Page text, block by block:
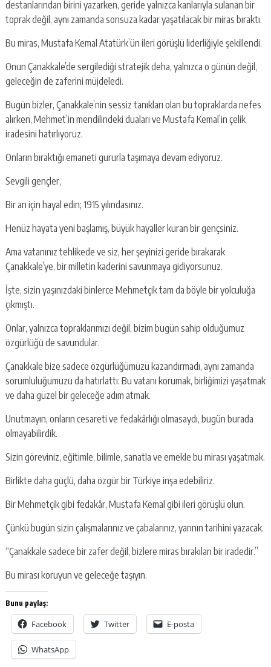
destanlarından birini yazarken, geride yalnızca kanlarıyla sulanan bir
toprak değil, aynı zamanda sonsuza kadar yaşatılacak bir miras bıraktı.
Bu miras, Mustafa Kemal Atatürk’ün ileri görüşlü liderliğiyle şekillendi.
Onun Çanakkale’de sergilediği stratejik deha, yalnızca o günün değil,
geleceğin de zaferini müjdeledi.
Bugün bizler, Çanakkale’nin sessiz tanıkları olan bu topraklarda nefes
alırken, Mehmet’in mendilindeki duaları ve Mustafa Kemal’in çelik
iradesini hatırlıyoruz.
Onların bıraktığı emaneti gururla taşımaya devam ediyoruz.
Sevgili gençler,
Bir an için hayal edin; 1915 yılındasınız.
Henüz hayata yeni başlamış, büyük hayaller kuran bir gençsiniz.
Ama vatanınız tehlikede ve siz, her şeyinizi geride bırakarak
Çanakkale’ye, bir milletin kaderini savunmaya gidiyorsunuz.
İşte, sizin yaşınızdaki binlerce Mehmetçik tam da böyle bir yolculuğa
çıkmıştı.
Onlar, yalnızca topraklarımızı değil, bizim bugün sahip olduğumuz
özgürlüğü de savundular.
Çanakkale bize sadece özgürlüğümüzü kazandırmadı, aynı zamanda
sorumluluğumuzu da hatırlattı: Bu vatanı korumak, birliğimizi yaşatmak
ve daha güzel bir geleceğe adım atmak.
Unutmayın, onların cesareti ve fedakârlığı olmasaydı, bugün burada
olmayabilirdik.
Sizin göreviniz, eğitimle, bilimle, sanatla ve emekle bu mirası yaşatmak.
Birlikte daha güçlü, daha özgür bir Türkiye inşa edebiliriz.
Bir Mehmetçik gibi fedakâr, Mustafa Kemal gibi ileri görüşlü olun.
Çünkü bugün sizin çalışmalarınız ve çabalarınız, yarının tarihini yazacak.
“Çanakkale sadece bir zafer değil, bizlere miras bırakılan bir iradedir.”
Bu mirası koruyun ve geleceğe taşıyın.
Bunu paylaş:
Facebook Twitter E-posta
WhatsApp